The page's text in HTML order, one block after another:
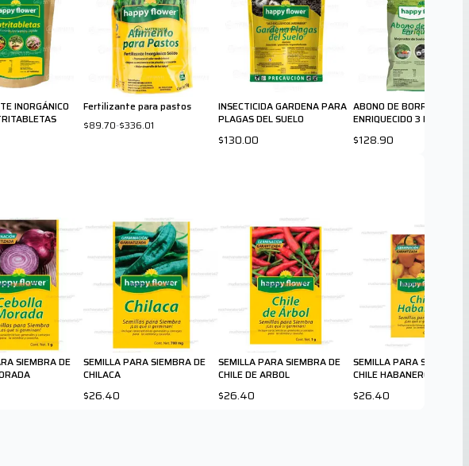
INORGÁNICO
Fertilizante para pastos
$89.70-$336.01
INSECTICIDA GARDENA PARA
PLAGAS DEL SUELO
$130.00
ABONO DE BORREGO
ENRIQUECIDO 3 KG.
$128.90
SIEMBRA DE
SEMILLA PARA SIEMBRA DE
CHILACA
$26.40
SEMILLA PARA SIEMBRA DE
CHILE DE ARBOL
$26.40
SEMILLA PARA SIEMBRA
CHILE HABANERO
$26.40